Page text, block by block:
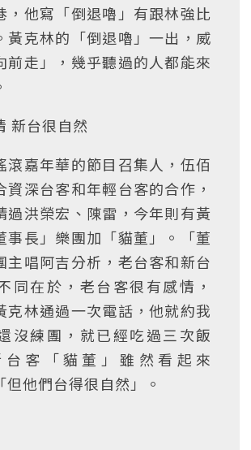
，他寫「倒退嚕」有跟林強比
黃克林的「倒退嚕」一出，威
前走」，幾乎聽過的人都能來
新台很自然
滾嘉年華的節目召集人，伍佰
資深台客和年輕台客的合作，
過洪榮宏、陳雷，今年則有黃
事長」樂團加「貓董」。「董
主唱阿吉分析，老台客和新台
同在於，老台客很有感情，
克林通過一次電話，他就約我
沒練團，就已經吃過三次飯
台客「貓董」雖然看起來
但他們台得很自然」。